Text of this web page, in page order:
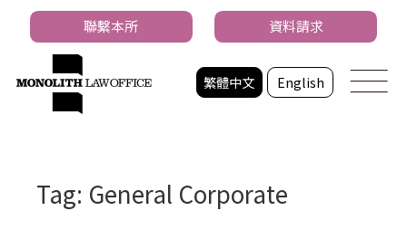
繁體中文 English
聯繫本所 資料請求
Tag: General Corporate